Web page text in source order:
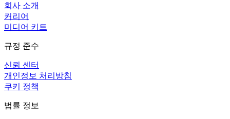
회사 소개
커리어
미디어 키트
규정 준수
신뢰 센터
개인정보 처리방침
쿠키 정책
법률 정보